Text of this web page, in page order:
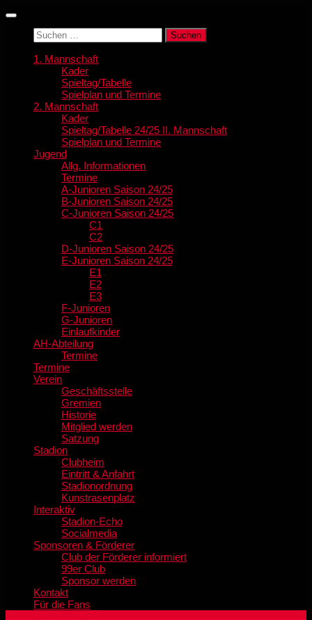
Zum
springenSuchen
nach:
1. Mannschaft
Kader
Spieltag/Tabelle
Spielplan und Termine
2. Mannschaft
Kader
Spieltag/Tabelle 24/25 II. Mannschaft
Spielplan und Termine
Jugend
Allg. Informationen
Termine
A-Junioren Saison 24/25
B-Junioren Saison 24/25
C-Junioren Saison 24/25
C1
C2
D-Junioren Saison 24/25
E-Junioren Saison 24/25
E1
E2
E3
F-Junioren
G-Junioren
Einlaufkinder
AH-Abteilung
Termine
Termine
Verein
Geschäftsstelle
Gremien
Historie
Mitglied werden
Satzung
Stadion
Clubheim
Eintritt & Anfahrt
Stadionordnung
Kunstrasenplatz
Interaktiv
Stadion-Echo
Socialmedia
Sponsoren & Förderer
Club der Förderer informiert
99er Club
Sponsor werden
Kontakt
Für die Fans